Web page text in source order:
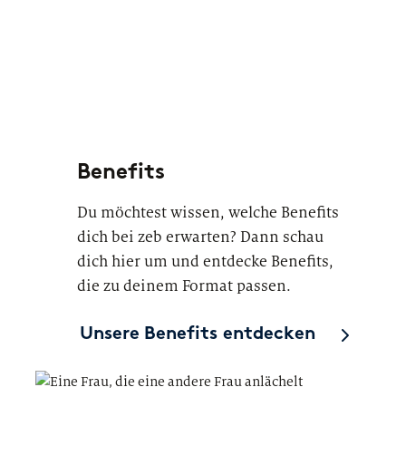
Benefits
Du möchtest wissen, welche Benefits
dich bei zeb erwarten? Dann schau
dich hier um und entdecke Benefits,
die zu deinem Format passen.
Unsere Benefits entdecken